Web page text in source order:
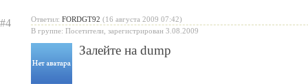
#4 Ответил: FORDGT92 (16 августа 2009 07:42)
В группе: Посетители, зарегистрирован 3.08.2009
Залейте на dump